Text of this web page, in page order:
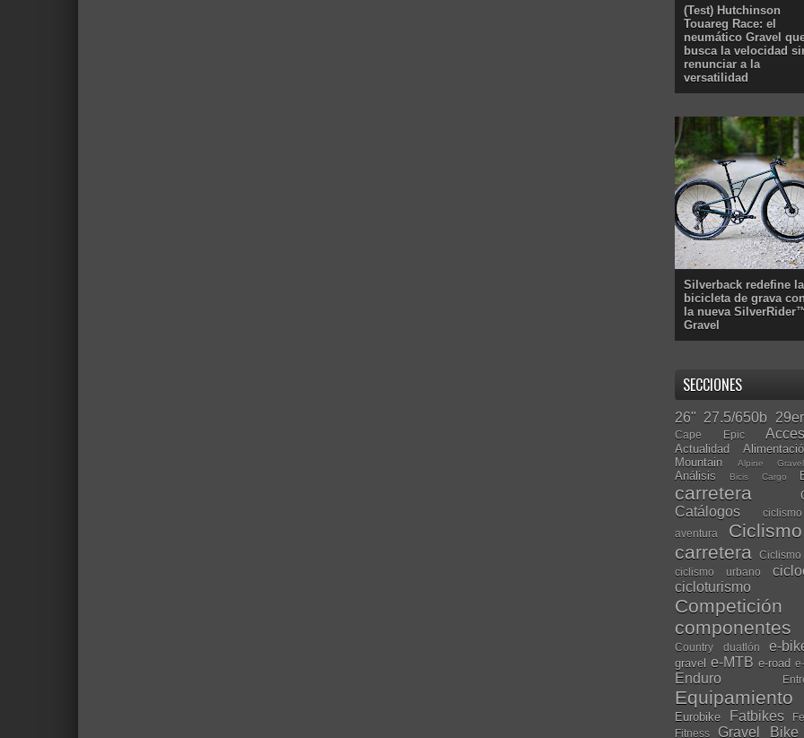
(Test) Hutchinson
Touareg Race: el
neumático Gravel
busca la velocidad
renunciar a la
versatilidad
Silverback redefine la
bicicleta de grava
la nueva
Gravel
SECCIONES
26" 27.5/650b 29er
Cape Epic
Actualidad
Mountain
Alpine
Análisis Bicis Cargo
carretera
Catálogos
aventura
carretera
Ciclismo
ciclismo urbano
cicloturismo
Competición
componentes
Country duatlón e-
gravel e-MTB e-road
Enduro
Equipamiento
Eurobike Fatbikes
Fitness
Gravel Bike